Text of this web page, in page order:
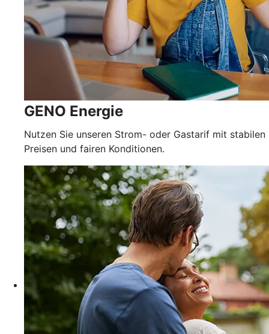
GENO Energie
Nutzen Sie unseren Strom- oder Gastarif mit stabilen
Preisen und fairen Konditionen.